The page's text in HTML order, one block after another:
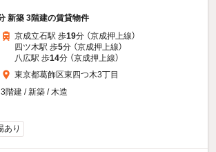
新築 3階建の賃貸物件
京成立石駅 歩19分 （京成押上線）
四ツ木駅 歩5分 （京成押上線）
八広駅 歩14分 （京成押上線）
東京都葛飾区東四つ木3丁目
3階建 / 新築 / 木造
あり